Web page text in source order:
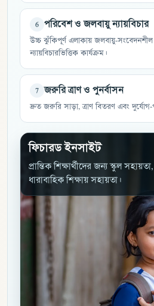
6 পরিবেশ ও জলবায়ু ন্যায়বিচার
উচ্চ ঝুঁকিপূর্ণ এলাকায় জলবায়ু-
ন্যায়বিচারভিত্তিক কার্যক্রম।
7 জরুরি ত্রাণ ও পুনর্বাসন
দ্রুত জরুরি সাড়া, ত্রাণ বিতরণ এবং দুর্যোগ-
ফিচারড ইনসাইট
প্রান্তিক শিক্ষার্থীদের জন্য স্কুল
ধারাবাহিক শিক্ষায় সহায়তা।